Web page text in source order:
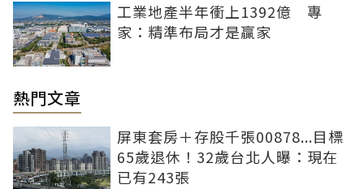
工業地產半年衝上1392億 專
家：精準布局才是贏家
熱門文章
屏東套房＋存股千張00878...目標
65歲退休！32歲台北人曝：現在
已有243張